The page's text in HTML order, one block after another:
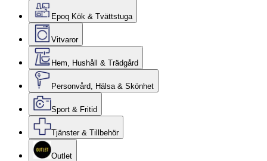
Epoq Kök & Tvättstuga
Vitvaror
Hem, Hushåll & Trädgård
Personvård, Hälsa & Skönhet
Sport & Fritid
Tjänster & Tillbehör
Outlet